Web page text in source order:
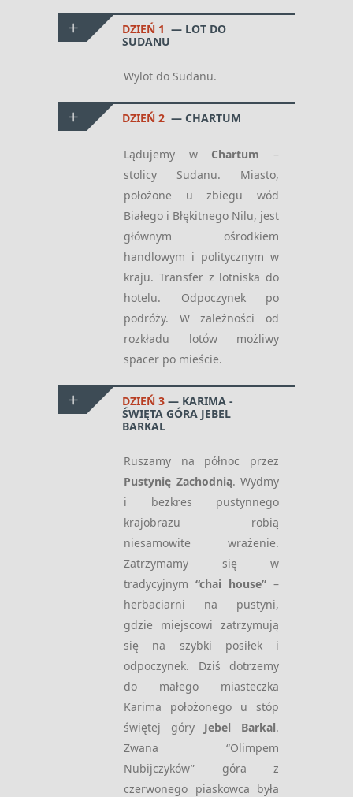
DZIEŃ 1
LOT DO
SUDANU
Wylot do Sudanu.
DZIEŃ 2 CHARTUM
Lądujemy w Chartum–
stolicy Sudanu. Miasto,
położone u zbiegu wód
Białego i Błękitnego Nilu, jest
głównym ośrodkiem
handlowym i politycznym w
kraju. Transfer z lotniska do
hotelu. Odpoczynek po
podróży. W zależności od
rozkładu lotów możliwy
spacer po mieście.
DZIEŃ 3
KARIMA -
ŚWIĘTA GÓRA JEBEL
BARKAL
Ruszamy na północ przez
Pustynię Zachodnią. Wydmy
i bezkres pustynnego
krajobrazu robią
niesamowite wrażenie.
Zatrzymamy się w
tradycyjnym “chai house” –
herbaciarni na pustyni,
gdzie miejscowi zatrzymują
się na szybki posiłek i
odpoczynek. Dziś dotrzemy
do małego miasteczka
Karima położonego u stóp
świętej góry Jebel Barkal.
Zwana “Olimpem
Nubijczyków” góra z
czerwonego piaskowca była